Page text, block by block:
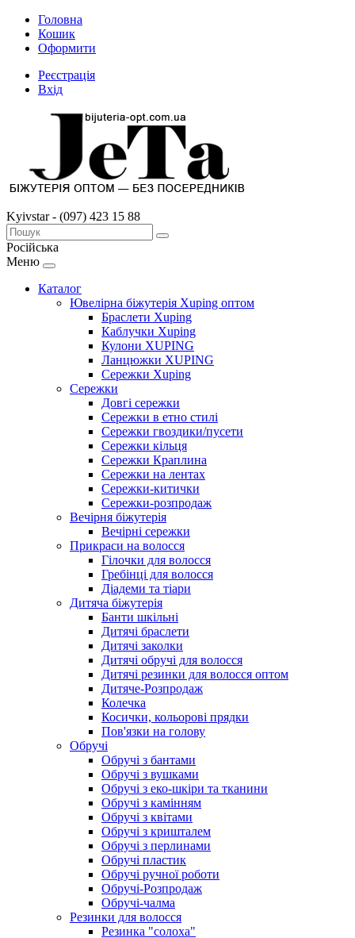
Головна
Кошик
Оформити
Реєстрація
Вхід
Kyivstar - (097) 423 15 88
Російська
Меню
Каталог
Ювелірна біжутерія Xuping оптом
Браслети Xuping
Каблучки Xuping
Кулони XUPING
Ланцюжки XUPING
Сережки Xuping
Сережки
Довгі сережки
Сережки в етно стилі
Сережки гвоздики/пусети
Сережки кільця
Сережки Краплина
Сережки на лентах
Сережки-китички
Сережки-розпродаж
Вечірня біжутерія
Вечірні сережки
Прикраси на волосся
Гілочки для волосся
Гребінці для волосся
Діадеми та тіари
Дитяча біжутерія
Банти шкільні
Дитячі браслети
Дитячі заколки
Дитячі обручі для волосся
Дитячі резинки для волосся оптом
Дитяче-Розпродаж
Колечка
Косички, кольорові прядки
Пов'язки на голову
Обручі
Обручі з бантами
Обручі з вушками
Обручі з еко-шкіри та тканини
Обручі з камінням
Обручі з квітами
Обручі з кришталем
Обручі з перлинами
Обручі пластик
Обручі ручної роботи
Обручі-Розпродаж
Обручі-чалма
Резинки для волосся
Резинка "солоха"